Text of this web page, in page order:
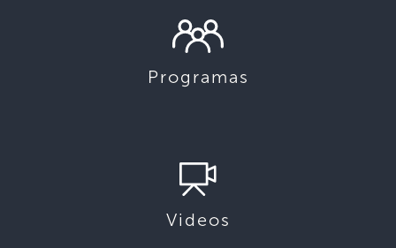
Programas
Videos